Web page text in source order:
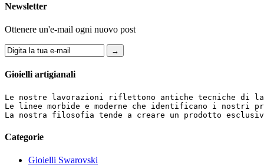
Newsletter
Ottenere un'e-mail ogni nuovo post
→
Gioielli artigianali
Le nostre lavorazioni riflettono antiche tecniche di
Le linee morbide e moderne che identificano i nostri
La nostra filosofia tende a creare un prodotto
Categorie
Gioielli Swarovski